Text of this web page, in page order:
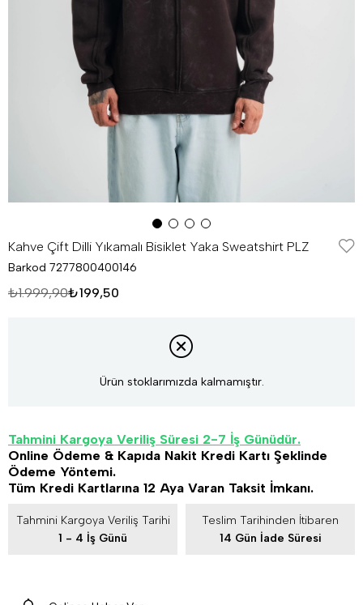
Kahve Çift Dilli Yıkamalı Bisiklet Yaka Sweatshirt PLZ
Barkod 7277800400146
₺1.999,90₺199,50
Ürün stoklarımızda kalmamıştır.
Tahmini Kargoya Veriliş Süresi 2-7 İş Günüdür.
Online Ödeme & Kapıda Nakit Kredi Kartı Şeklinde
Ödeme Yöntemi.
Tüm Kredi Kartlarına 12 Aya Varan Taksit İmkanı.
Tahmini Kargoya Veriliş Tarihi
1 - 4 İş Günü
Teslim Tarihinden İtibaren
14 Gün İade Süresi